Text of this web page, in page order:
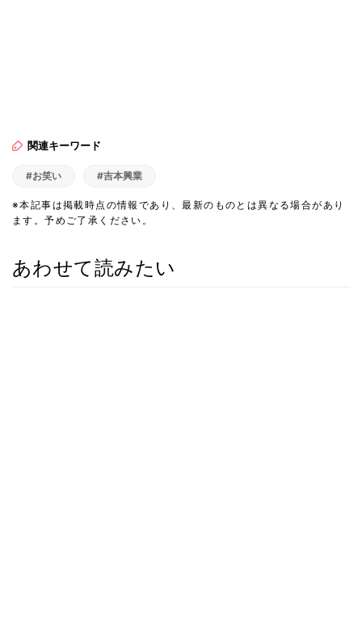
関連キーワード
#お笑い #吉本興業
※本記事は掲載時点の情報であり、最新のものとは異なる場合があり
ます。予めご了承ください。
あわせて読みたい